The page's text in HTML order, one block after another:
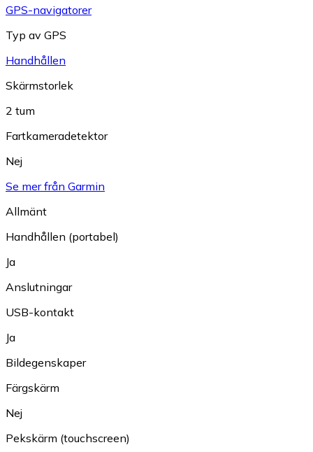
GPS-navigatorer
Typ av GPS
Handhållen
Skärmstorlek
2 tum
Fartkameradetektor
Nej
Se mer från Garmin
Allmänt
Handhållen (portabel)
Ja
Anslutningar
USB-kontakt
Ja
Bildegenskaper
Färgskärm
Nej
Pekskärm (touchscreen)